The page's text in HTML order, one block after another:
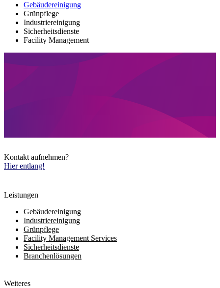
Gebäudereinigung
Grünpflege
Industriereinigung
Sicherheitsdienste
Facility Management
Kontakt aufnehmen?
Hier entlang!
Leistungen
Gebäudereinigung
Industriereinigung
Grünpflege
Facility Management Services
Sicherheitsdienste
Branchenlösungen
Weiteres